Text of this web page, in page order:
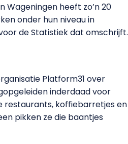
Wageningen heeft zo’n 20
onder hun niveau in
de Statistiek dat omschrijft.
Platform31 over
inderdaad voor
restaurants, koffiebarretjes en
pikken ze die baantjes